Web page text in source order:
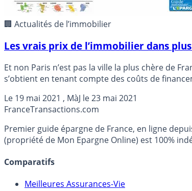
🏢 Actualités de l’immobilier
Les vrais prix de l’immobilier dans
Et non Paris n’est pas la ville la plus chère de
s’obtient en tenant compte des coûts de
Le 19 mai 2021 , MàJ le23 mai 2021
FranceTransactions.com
Premier guide épargne de France, en ligne
(propriété de Mon Epargne Online) est 100%
Comparatifs
Meilleures Assurances-Vie